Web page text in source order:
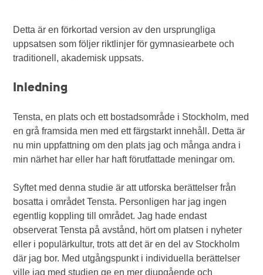
Detta är en förkortad version av den ursprungliga
uppsatsen som följer riktlinjer för gymnasiearbete och
traditionell, akademisk uppsats.
Inledning
Tensta, en plats och ett bostadsområde i Stockholm, med
en grå framsida men med ett färgstarkt innehåll. Detta är
nu min uppfattning om den plats jag och många andra i
min närhet har eller har haft förutfattade meningar om.
Syftet med denna studie är att utforska berättelser från
bosatta i området Tensta. Personligen har jag ingen
egentlig koppling till området. Jag hade endast
observerat Tensta på avstånd, hört om platsen i nyheter
eller i populärkultur, trots att det är en del av Stockholm
där jag bor. Med utgångspunkt i individuella berättelser
ville jag med studien ge en mer djupgående och